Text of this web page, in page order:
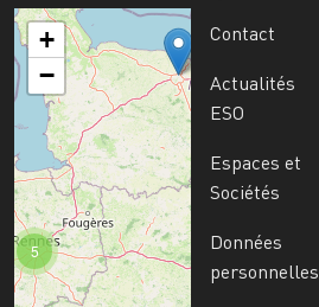
5
+
−
Contact
Actualités
ESO
Espaces et
Sociétés
Données
personnelles